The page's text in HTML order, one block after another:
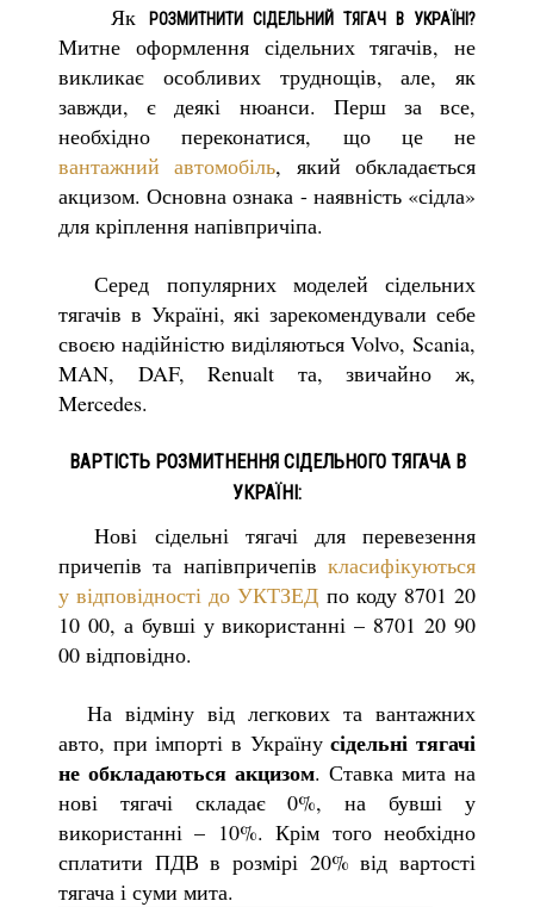
Як РОЗМИТНИТИ СІДЕЛЬНИЙ ТЯГАЧ В УКРАЇНІ?
Митне оформлення сідельних тягачів, не
викликає особливих труднощів, але, як
завжди, є деякі нюанси. Перш за все,
необхідно переконатися, що це не
вантажний автомобіль, який обкладається
акцизом. Основна ознака - наявність «сідла»
для кріплення напівпричіпа.
Серед популярних моделей сідельних
тягачів в Україні, які зарекомендували себе
своєю надійністю виділяються Volvo, Scania,
MAN, DAF, Renualt та, звичайно ж,
Mercedes.
ВАРТІСТЬ РОЗМИТНЕННЯ СІДЕЛЬНОГО ТЯГАЧА В
УКРАЇНІ:
Нові сідельні тягачі для перевезення
причепів та напівпричепів класифікуються
у відповідності до УКТЗЕД по коду 8701 20
10 00, а бувші у використанні – 8701 20 90
00 відповідно.
На відміну від легкових та вантажних
авто, при імпорті в Українусідельні тягачі
не обкладаються акцизом. Ставка мита на
нові тягачі складає 0%, на бувші у
використанні – 10%. Крім того необхідно
сплатити ПДВ в розмірі 20% від вартості
тягача і суми мита.